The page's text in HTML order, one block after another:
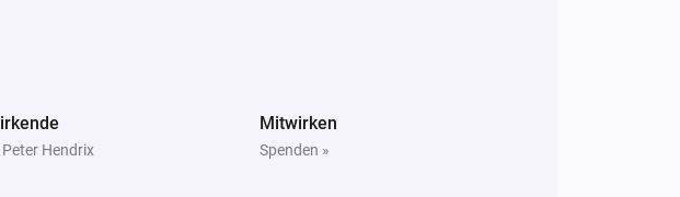
Hendrix
Mitwirken
Spenden »